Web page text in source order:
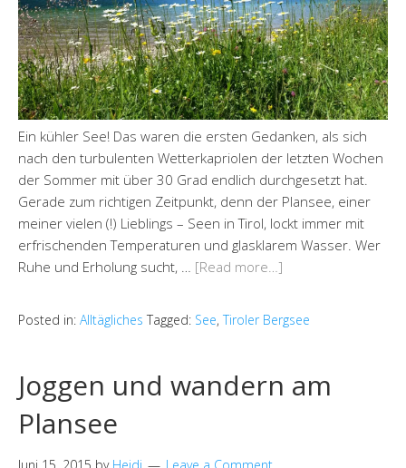
Ein kühler See! Das waren die ersten Gedanken, als sich
nach den turbulenten Wetterkapriolen der letzten Wochen
der Sommer mit über 30 Grad endlich durchgesetzt hat.
Gerade zum richtigen Zeitpunkt, denn der Plansee, einer
meiner vielen (!) Lieblings – Seen in Tirol, lockt immer mit
erfrischenden Temperaturen und glasklarem Wasser. Wer
Ruhe und Erholung sucht, … [Read more…]
Posted in: Alltägliches Tagged: See, Tiroler Bergsee
Joggen und wandern am
Plansee